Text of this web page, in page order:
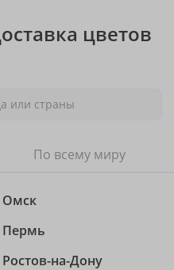
цветов
или страны
По всему миру
Омск
Пермь
Ростов-на-Дону